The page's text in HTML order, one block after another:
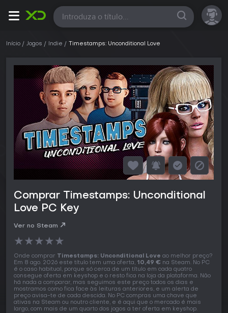
Todas
Início Jogos Indie Timestamps: Unconditional Love
Comprar Timestamps: Unconditional
Love PC Key
Ver no Steam
★★★★★
Onde comprar Timestamps: Unconditional Love ao melhor preço?
Em 8 ago. 2026 este título tem uma oferta, 10,49 € na Steam. No PC
é o caso habitual, porque só cerca de um título em cada quatro
consegue oferta em keyshop e o resto fica na loja da plataforma. Não
há nada a comparar, mas seguimos este preço todos os dias e
mostramos como fica face às leituras anteriores, e um alerta de
preço avisa-te de cada descida. No PC compras uma chave que
ativas na Steam ou noutro cliente, e é aqui que o mercado é mais
largo, com mais de um quarto dos jogos a ter oferta em keyshop.